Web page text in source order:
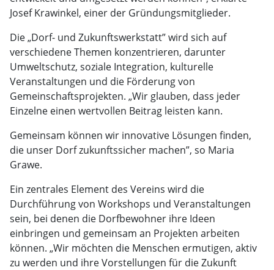
Josef Krawinkel, einer der Gründungsmitglieder.
Die „Dorf- und Zukunftswerkstatt” wird sich auf
verschiedene Themen konzentrieren, darunter
Umweltschutz, soziale Integration, kulturelle
Veranstaltungen und die Förderung von
Gemeinschaftsprojekten. „Wir glauben, dass jeder
Einzelne einen wertvollen Beitrag leisten kann.
Gemeinsam können wir innovative Lösungen finden,
die unser Dorf zukunftssicher machen”, so Maria
Grawe.
Ein zentrales Element des Vereins wird die
Durchführung von Workshops und Veranstaltungen
sein, bei denen die Dorfbewohner ihre Ideen
einbringen und gemeinsam an Projekten arbeiten
können. „Wir möchten die Menschen ermutigen, aktiv
zu werden und ihre Vorstellungen für die Zukunft